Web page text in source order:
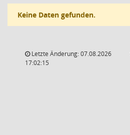
Keine Daten gefunden.
Letzte Änderung: 07.08.2026
17:02:15